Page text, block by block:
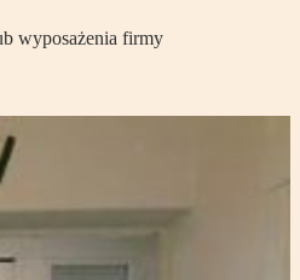
wyposażenia firmy